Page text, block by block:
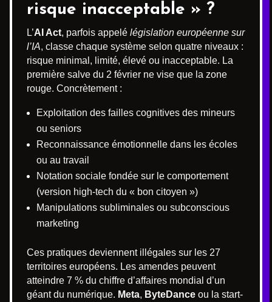
risque inacceptable » ?
L’AI Act, parfois appelé législation européenne sur
l’IA, classe chaque système selon quatre niveaux :
risque minimal, limité, élevé ou inacceptable. La
première salve du 2 février ne vise que la zone
rouge. Concrètement :
Exploitation des failles cognitives des mineurs
ou seniors
Reconnaissance émotionnelle dans les écoles
ou au travail
Notation sociale fondée sur le comportement
(version high-tech du « bon citoyen »)
Manipulations subliminales ou subconscious
marketing
Ces pratiques deviennent illégales sur les 27
territoires européens. Les amendes peuvent
atteindre 7 % du chiffre d’affaires mondial d’un
géant du numérique. Meta, ByteDance ou la start-